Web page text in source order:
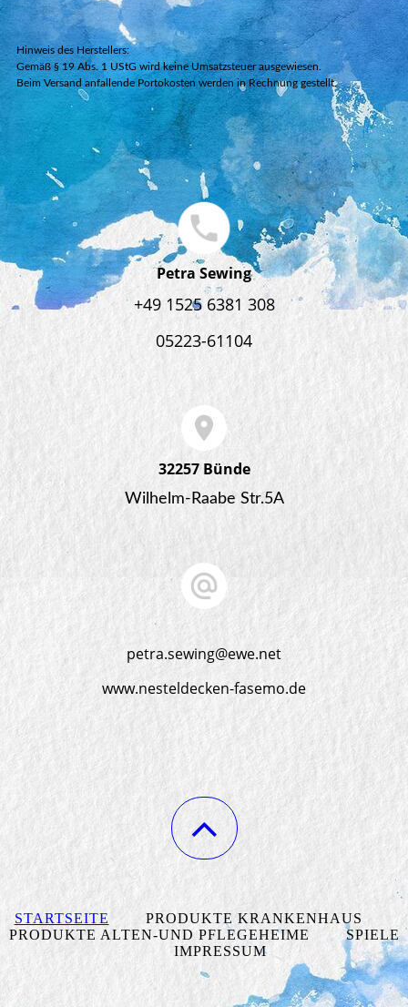
Hinweis des Herstellers:
Gemäß § 19 Abs. 1 UStG wird keine Umsatzsteuer ausgewiesen.
Beim Versand anfallende Portokosten werden inRechnung gestellt.
Petra Sewing
+49 1525 6381 308
05223-61104
32257 Bünde
Wilhelm-Raabe Str.5A
petra.sewing@ewe.net
www.nesteldecken-fasemo.de
STARTSEITE PRODUKTE KRANKENHAUS
PRODUKTE ALTEN-UND PFLEGEHEIME SPIELE
IMPRESSUM